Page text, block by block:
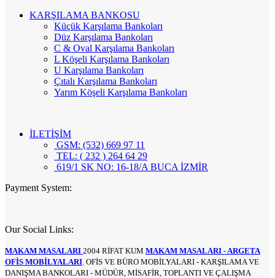
KARŞILAMA BANKOSU
Küçük Karşılama Bankoları
Düz Karşılama Bankoları
C & Oval Karşılama Bankoları
L Köşeli Karşılama Bankoları
U Karşılama Bankoları
Çıtalı Karşılama Bankoları
Yarım Köşeli Karşılama Bankoları
İLETİŞİM
GSM: (532) 669 97 11
TEL: ( 232 ) 264 64 29
619/1 SK NO: 16-18/A BUCA İZMİR
Payment System:
Our Social Links:
MAKAM MASALARI 2004 RİFAT KUM MAKAM MASALARI - ARGETA
OFİS MOBİLYALARI . OFİS VE BÜRO MOBİLYALARI - KARŞILAMA VE
DANIŞMA BANKOLARI - MÜDÜR, MİSAFİR, TOPLANTI VE ÇALIŞMA